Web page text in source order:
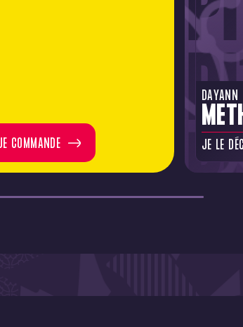
COMMANDE
DAYANN
JE LE